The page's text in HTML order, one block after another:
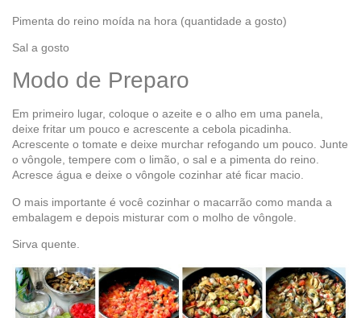
Pimenta do reino moída na hora (quantidade a gosto)
Sal a gosto
Modo de Preparo
Em primeiro lugar, coloque o azeite e o alho em uma panela,
deixe fritar um pouco e acrescente a cebola picadinha.
Acrescente o tomate e deixe murchar refogando um pouco. Junte
o vôngole, tempere com o limão, o sal e a pimenta do reino.
Acresce água e deixe o vôngole cozinhar até ficar macio.
O mais importante é você cozinhar o macarrão como manda a
embalagem e depois misturar com o molho de vôngole.
Sirva quente.